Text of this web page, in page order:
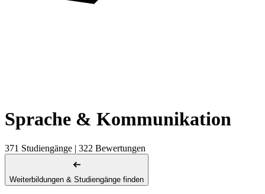
Sprache & Kommunikation
371 Studiengänge | 322 Bewertungen
Weiterbildungen & Studiengänge finden